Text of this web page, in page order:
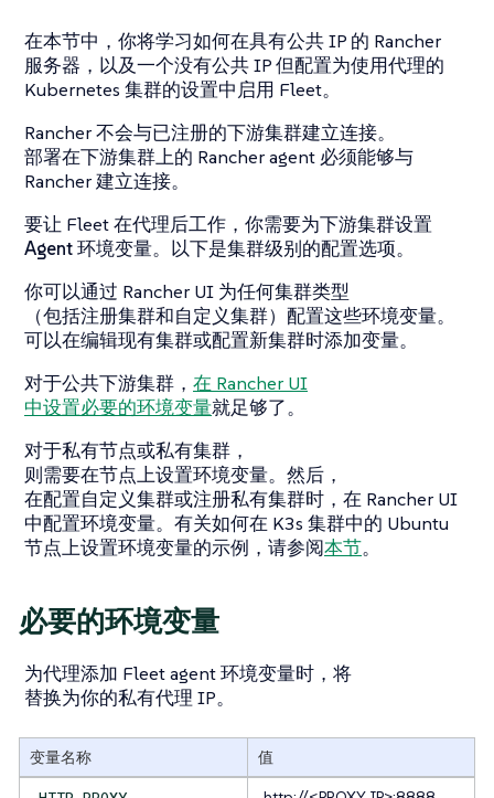
在本节中，你将学习如何在具有公共 IP 的 Rancher
服务器，以及一个没有公共 IP 但配置为使用代理的
Kubernetes 集群的设置中启用 Fleet。
Rancher 不会与已注册的下游集群建立连接。
部署在下游集群上的 Rancher agent 必须能够与
Rancher 建立连接。
要让 Fleet 在代理后工作，你需要为下游集群设置
Agent 环境变量。以下是集群级别的配置选项。
你可以通过 Rancher UI 为任何集群类型
（包括注册集群和自定义集群）配置这些环境变量。
可以在编辑现有集群或配置新集群时添加变量。
对于公共下游集群， 在 Rancher UI
中设置必要的环境变量就足够了。
对于私有节点或私有集群，
则需要在节点上设置环境变量。然后，
在配置自定义集群或注册私有集群时，在 Rancher UI
中配置环境变量。有关如何在 K3s 集群中的 Ubuntu
节点上设置环境变量的示例，请参阅本节。
必要的环境变量
为代理添加 Fleet agent 环境变量时，将
替换为你的私有代理 IP。
变量名称 值